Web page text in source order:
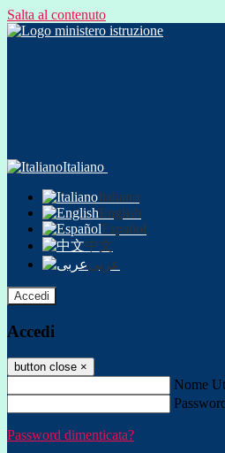
Salta al contenuto
Italiano
Italiano
English
Español
中文
عربى
Accedi
Accedi
button close ×
Nome
Password dimenticata?